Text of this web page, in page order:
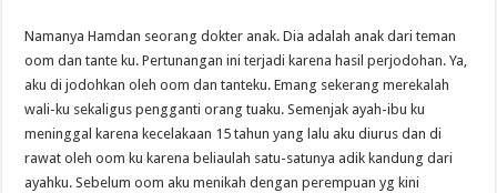
Namanya Hamdan seorang dokter anak. Dia adalah anak dari teman
oom dan tante ku. Pertunangan ini terjadi karena hasil perjodohan. Ya,
aku di jodohkan oleh oom dan tanteku. Emang sekerang merekalah
wali-ku sekaligus pengganti orang tuaku. Semenjak ayah-ibu ku
meninggal karena kecelakaan 15 tahun yang lalu aku diurus dan di
rawat oleh oom ku karena beliaulah satu-satunya adik kandung dari
ayahku. Sebelum oom aku menikah dengan perempuan yg kini